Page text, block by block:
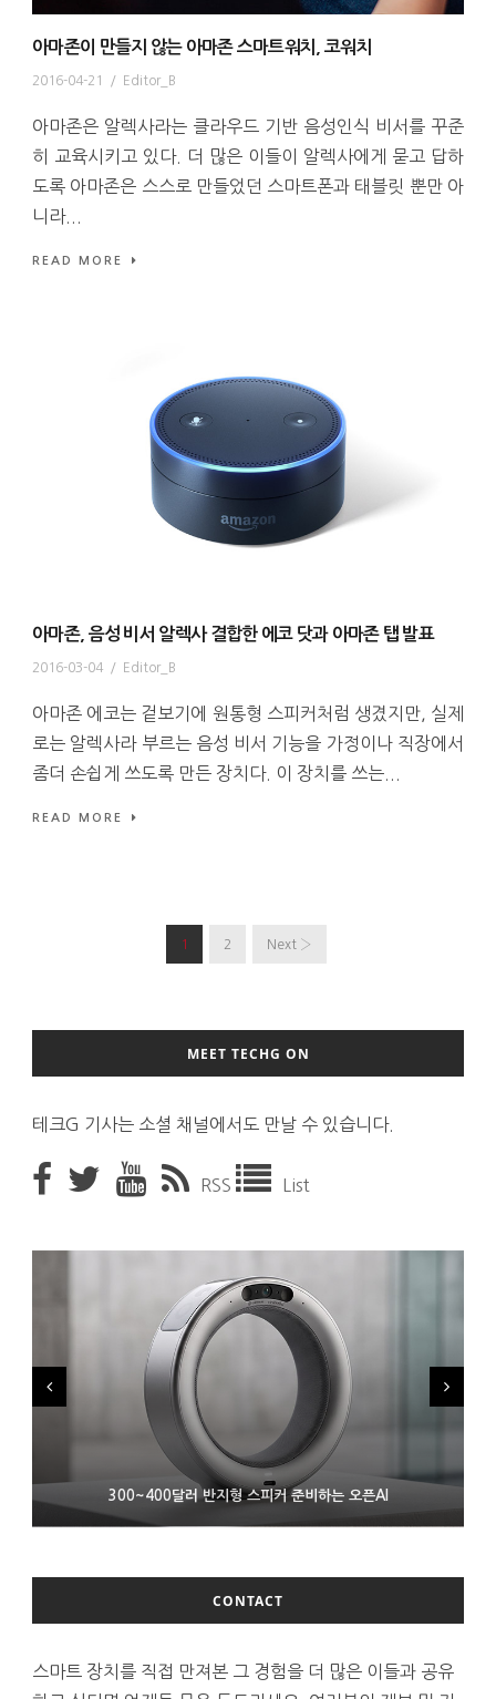
아마존이 만들지 않는 아마존 스마트워치, 코워치
2016-04-21 / Editor_B
아마존은 알렉사라는 클라우드 기반 음성인식 비서를 꾸준
히 교육시키고 있다. 더 많은 이들이 알렉사에게 묻고 답하
도록 아마존은 스스로 만들었던 스마트폰과 태블릿 뿐만 아
니라...
READ MORE
아마존, 음성 비서 알렉사 결합한 에코 닷과 아마존 탭 발표
2016-03-04 / Editor_B
아마존 에코는 겉보기에 원통형 스피커처럼 생겼지만, 실제
로는 알렉사라 부르는 음성 비서 기능을 가정이나 직장에서
좀더 손쉽게 쓰도록 만든 장치다. 이 장치를 쓰는...
READ MORE
1 2 Next ›
MEET TECHG ON
테크G 기사는 소셜 채널에서도 만날 수 있습니다.
RSS List
300~400달러 반지형 스피커 준비하는 오픈AI
조용히 스팀 프레임 검증 요구사항 바꾼 밸브
9월 4일부터 서비스 접는 안드로이드 장치용 구글 어시스턴트
CONTACT
스마트 장치를 직접 만져본 그 경험을 더 많은 이들과 공유